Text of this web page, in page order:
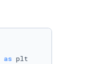
as